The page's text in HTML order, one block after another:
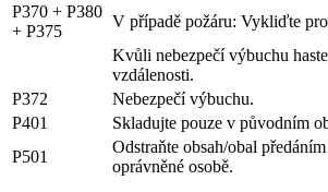
P370 + P380
+ P375
V případě požáru: Vykliďte
Kvůli nebezpečí výbuchu
vzdálenosti.
P372
Nebezpečí výbuchu.
P401
Skladujte pouze v původním
P501
Odstraňte obsah/obal
oprávněné osobě.